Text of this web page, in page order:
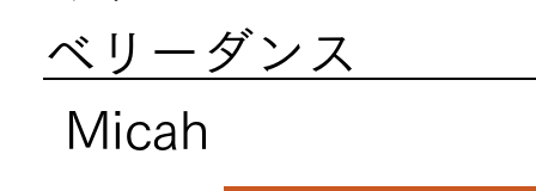
ベリーダンス
Micah